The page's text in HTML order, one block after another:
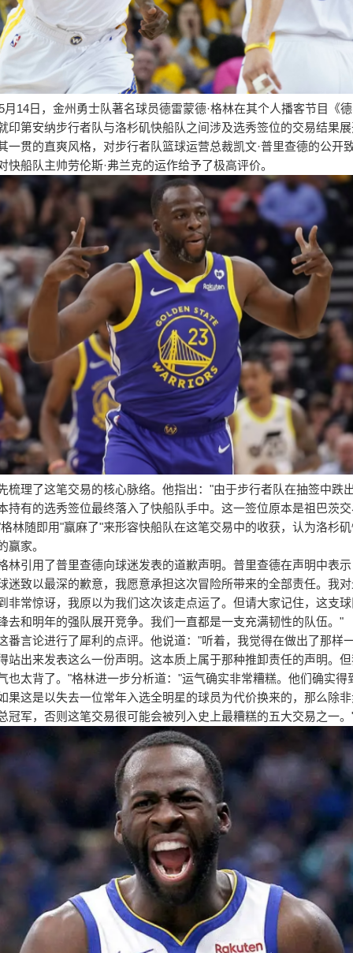
月14日，金州勇士队著名球员德雷蒙德·格林在其个人播客节目《
印第安纳步行者队与洛杉矶快船队之间涉及选秀签位的交易结果
一贯的直爽风格，对步行者队篮球运营总裁凯文·普里查德的公开
快船队主帅劳伦斯·弗兰克的运作给予了极高评价。
梳理了这笔交易的核心脉络。他指出："由于步行者队在抽签中跌
持有的选秀签位最终落入了快船队手中。这一签位原本是祖巴茨
林随即用"赢麻了"来形容快船队在这笔交易中的收获，认为洛杉
赢家。
林引用了普里查德向球迷发表的道歉声明。普里查德在声明中表
迷致以最深的歉意，我愿意承担这次冒险所带来的全部责任。我
非常惊讶，我原以为我们这次该走点运了。但请大家记住，这支
去和明年的强队展开竞争。我们一直都是一支充满韧性的队伍。"
番言论进行了犀利的点评。他说道："听着，我觉得在做出了那样
站出来发表这么一份声明。这本质上属于那种推卸责任的声明。
也太背了。"格林进一步分析道："运气确实非常糟糕。他们确实得
果这是以失去一位常年入选全明星的球员为代价换来的，那么除
冠军，否则这笔交易很可能会被列入史上最糟糕的五大交易之一